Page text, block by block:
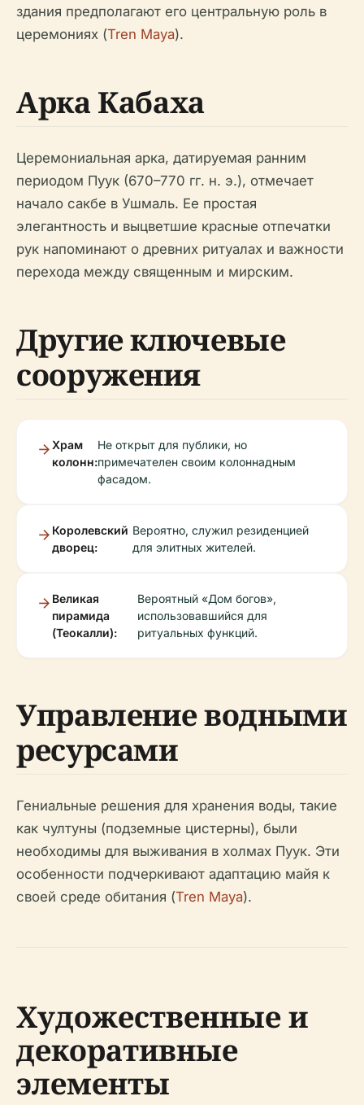
здания предполагают его центральную роль в
церемониях (Tren Maya).
Арка Кабаха
Церемониальная арка, датируемая ранним
периодом Пуук (670–770 гг. н. э.), отмечает
начало сакбе в Ушмаль. Ее простая
элегантность и выцветшие красные отпечатки
рук напоминают о древних ритуалах и важности
перехода между священным и мирским.
Другие ключевые
сооружения
Храм
колонн:
Не открыт для публики, но
примечателен своим колоннадным
фасадом.
Королевский
дворец:
Вероятно, служил резиденцией
для элитных жителей.
Великая
пирамида
(Теокалли):
Вероятный «Дом богов»,
использовавшийся для
ритуальных функций.
Управление водными
ресурсами
Гениальные решения для хранения воды, такие
как чултуны (подземные цистерны), были
необходимы для выживания в холмах Пуук. Эти
особенности подчеркивают адаптацию майя к
своей среде обитания (Tren Maya).
Художественные и
декоративные
элементы